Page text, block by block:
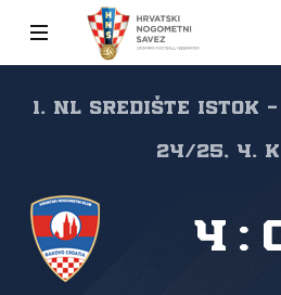
1. NL Središte Istok
24/25, 4.
4 :